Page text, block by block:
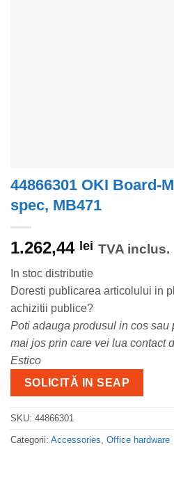
44866301 OKI Board-
spec, MB471
1.262,44 lei TVA inclus.
In stoc distributie
Doresti publicarea articolului in
achizitii publice?
Poti adauga produsul in cos sau
mai jos prin care vei lua contact
Estico
SOLICITĂ IN SEAP
SKU: 44866301
Categorii: Accessories Office hardware